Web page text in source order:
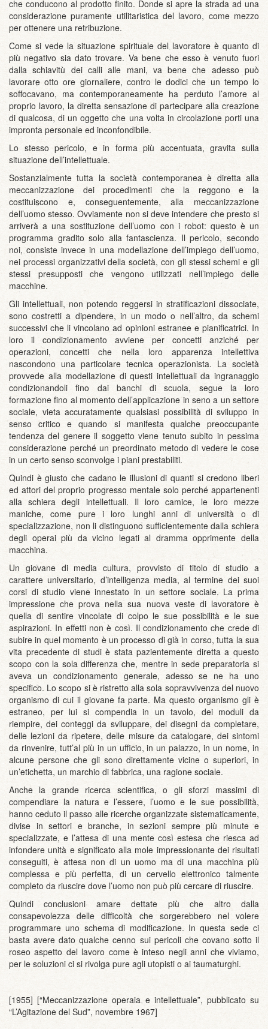
che conducono al prodotto finito. Donde si apre la strada ad una
considerazione puramente utilitaristica del lavoro, come mezzo
per ottenere una retribuzione.
Come si vede la situazione spirituale del lavoratore è quanto di
più negativo sia dato trovare. Va bene che esso è venuto fuori
dalla schiavitù dei calli alle mani, va bene che adesso può
lavorare otto ore giornaliere, contro le dodici che un tempo lo
soffocavano, ma contemporaneamente ha perduto l’amore al
proprio lavoro, la diretta sensazione di partecipare alla creazione
di qualcosa, di un oggetto che una volta in circolazione porti una
impronta personale ed inconfondibile.
Lo stesso pericolo, e in forma più accentuata, gravita sulla
situazione dell’intellettuale.
Sostanzialmente tutta la società contemporanea è diretta alla
meccanizzazione dei procedimenti che la reggono e la
costituiscono e, conseguentemente, alla meccanizzazione
dell’uomo stesso. Ovviamente non si deve intendere che presto si
arriverà a una sostituzione dell’uomo con i robot: questo è un
programma gradito solo alla fantascienza. Il pericolo, secondo
noi, consiste invece in una modellazione dell’impiego dell’uomo,
nei processi organizzativi della società, con gli stessi schemi e gli
stessi presupposti che vengono utilizzati nell’impiego delle
macchine.
Gli intellettuali, non potendo reggersi in stratificazioni dissociate,
sono costretti a dipendere, in un modo o nell’altro, da schemi
successivi che li vincolano ad opinioni estranee e pianificatrici. In
loro il condizionamento avviene per concetti anziché per
operazioni, concetti che nella loro apparenza intellettiva
nascondono una particolare tecnica operazionista. La società
provvede alla modellazione di questi intellettuali da ingranaggio
condizionandoli fino dai banchi di scuola, segue la loro
formazione fino al momento dell’applicazione in seno a un settore
sociale, vieta accuratamente qualsiasi possibilità di sviluppo in
senso critico e quando si manifesta qualche preoccupante
tendenza del genere il soggetto viene tenuto subito in pessima
considerazione perché un preordinato metodo di vedere le cose
in un certo senso sconvolge i piani prestabiliti.
Quindi è giusto che cadano le illusioni di quanti si credono liberi
ed attori del proprio progresso mentale solo perché appartenenti
alla schiera degli intellettuali. Il loro camice, le loro mezze
maniche, come pure i loro lunghi anni di università o di
specializzazione, non li distinguono sufficientemente dalla schiera
degli operai più da vicino legati al dramma opprimente della
macchina.
Un giovane di media cultura, provvisto di titolo di studio a
carattere universitario, d’intelligenza media, al termine dei suoi
corsi di studio viene innestato in un settore sociale. La prima
impressione che prova nella sua nuova veste di lavoratore è
quella di sentire vincolate di colpo le sue possibilità e le sue
aspirazioni. In effetti non è così. Il condizionamento che crede di
subire in quel momento è un processo di già in corso, tutta la sua
vita precedente di studi è stata pazientemente diretta a questo
scopo con la sola differenza che, mentre in sede preparatoria si
aveva un condizionamento generale, adesso se ne ha uno
specifico. Lo scopo si è ristretto alla sola sopravvivenza del nuovo
organismo di cui il giovane fa parte. Ma questo organismo gli è
estraneo, per lui si compendia in un tavolo, dei moduli da
riempire, dei conteggi da sviluppare, dei disegni da completare,
delle lezioni da ripetere, delle misure da catalogare, dei sintomi
da rinvenire, tutt’al più in un ufficio, in un palazzo, in un nome, in
alcune persone che gli sono direttamente vicine o superiori, in
un’etichetta, un marchio di fabbrica, una ragione sociale.
Anche la grande ricerca scientifica, o gli sforzi massimi di
compendiare la natura e l’essere, l’uomo e le sue possibilità,
hanno ceduto il passo alle ricerche organizzate sistematicamente,
divise in settori e branche, in sezioni sempre più minute e
specializzate, e l’attesa di una mente così estesa che riesca ad
infondere unità e significato alla mole impressionante dei risultati
conseguiti, è attesa non di un uomo ma di una macchina più
complessa e più perfetta, di un cervello elettronico talmente
completo da riuscire dove l’uomo non può più cercare di riuscire.
Quindi conclusioni amare dettate più che altro dalla
consapevolezza delle difficoltà che sorgerebbero nel volere
programmare uno schema di modificazione. In questa sede ci
basta avere dato qualche cenno sui pericoli che covano sotto il
roseo aspetto del lavoro come è inteso negli anni che viviamo,
per le soluzioni ci si rivolga pure agli utopisti o ai taumaturghi.
[1955] [“Meccanizzazione operaia e intellettuale”, pubblicato su
“L’Agitazione del Sud”, novembre 1967]